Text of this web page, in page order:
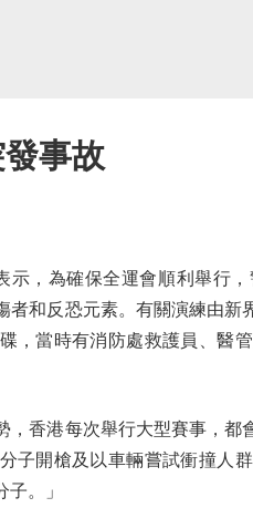
事故
為確保全運會順利舉行，
者和反恐元素。有關演練由
，當時有消防處救護員、醫
港每次舉行大型賽事，都
子開槍及以車輛嘗試衝撞人
。」